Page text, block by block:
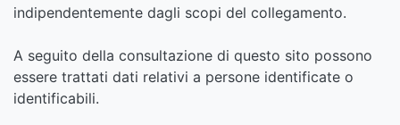
indipendentemente dagli scopi del collegamento.
A seguito della consultazione di questo sito possono
essere trattati dati relativi a persone identificate o
identificabili.